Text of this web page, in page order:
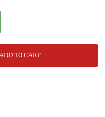
ADD TO CART